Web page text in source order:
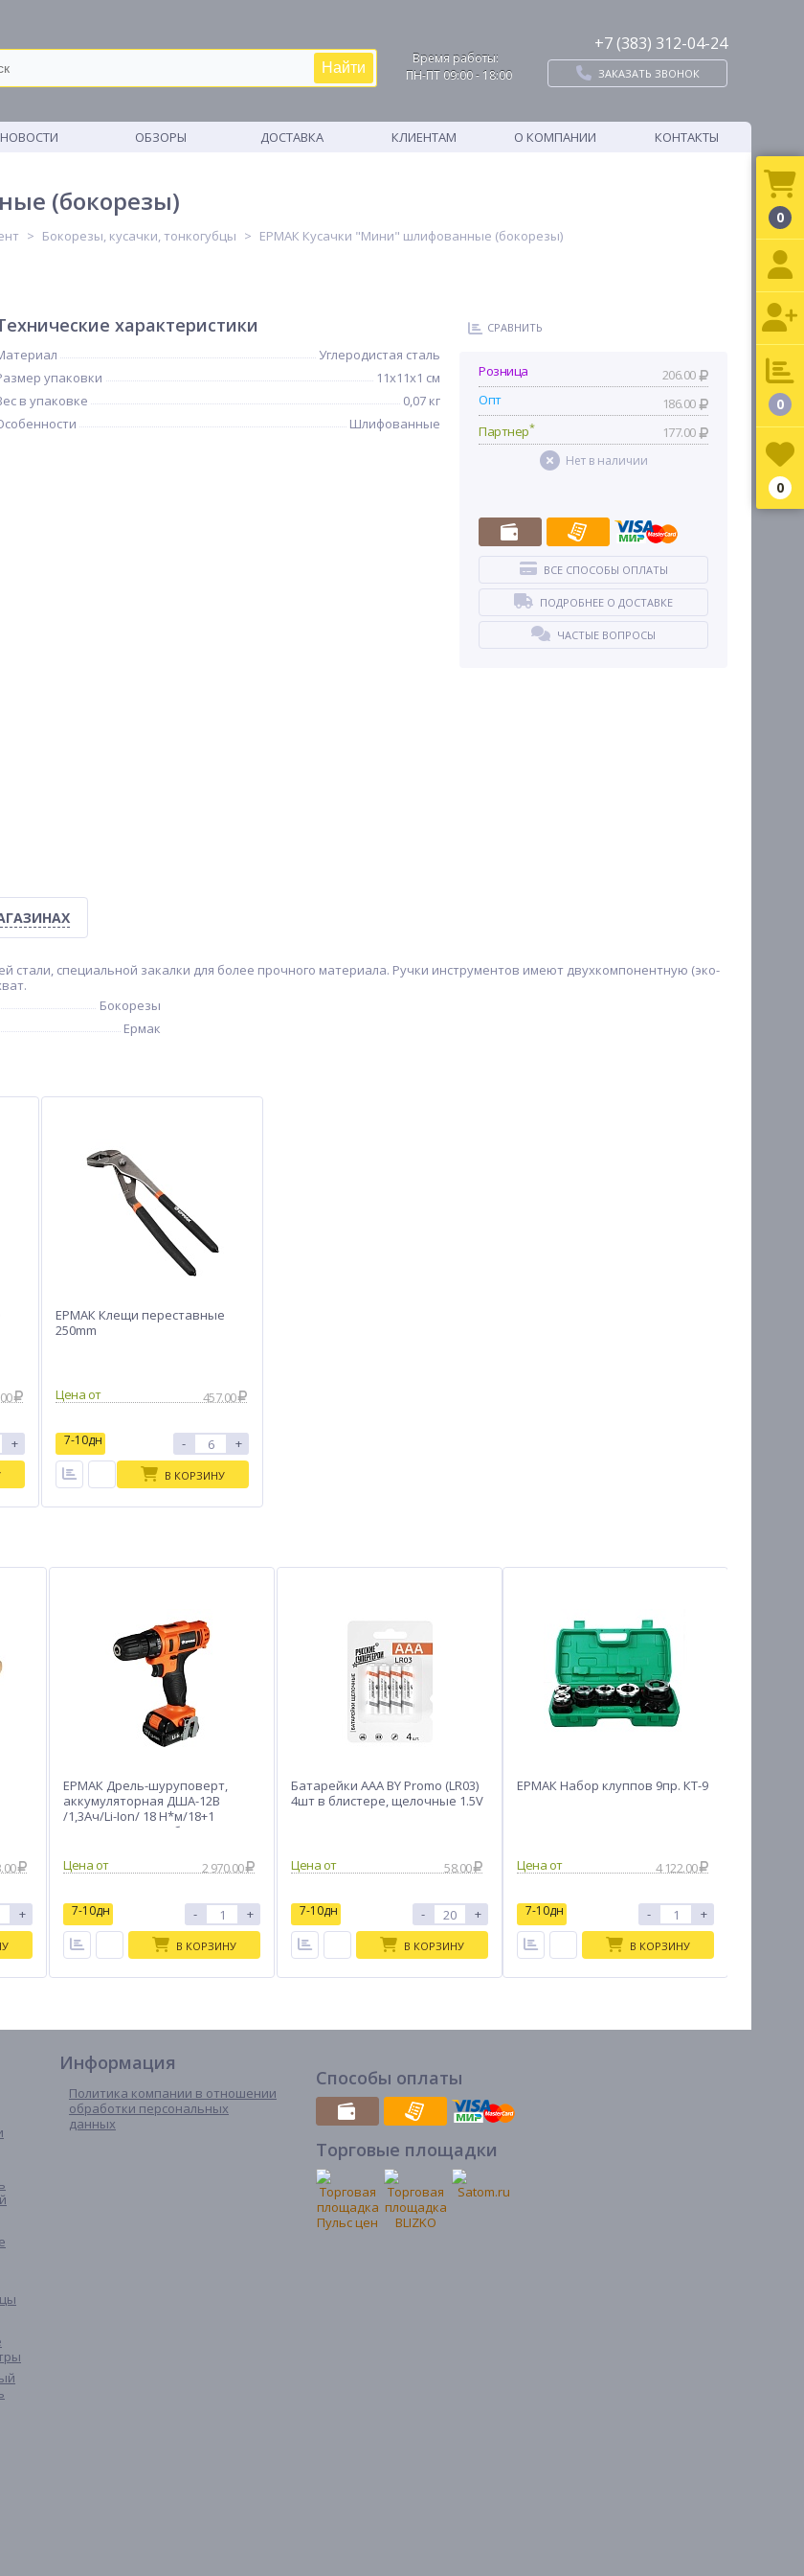
Найти
Время работы:
ПН-ПТ 09:00 - 18:00
+7 (383) 312-04-24
ЗАКАЗАТЬ ЗВОНОК
НОВОСТИ ОБЗОРЫ ДОСТАВКА КЛИЕНТАМ О КОМПАНИИ КОНТАКТЫ
(бокорезы)
Бокорезы, кусачки, тонкогубцы ЕРМАК Кусачки "Мини" шлифованные (бокорезы)
характеристики
Углеродистая сталь
упаковки
11x11x1 см
в упаковке
0,07 кг
Шлифованные
СРАВНИТЬ
Розница
206.00
Опт
186.00
Партнер* 177.00
Нет в наличии
ВСЕ СПОСОБЫ ОПЛАТЫ
ПОДРОБНЕЕ О ДОСТАВКЕ
ЧАСТЫЕ ВОПРОСЫ
специальной закалки для более прочного материала. Ручки инструментов имеют двухкомпонентную (эко-
Бокорезы
Ермак
+
ЕРМАК Клещи переставные
250mm
Цена от 457.00
7-10дн - +
В КОРЗИНУ
+
ЕРМАК Дрель-шуруповерт,
аккумуляторная ДША-12В
/1,3Ач/Li-Ion/ 18 Н*м/18+1
скор/1аккум/коробка
2 970.00
7-10дн - +
В КОРЗИНУ
Батарейки AAA BY Promo (LR03)
4шт в блистере, щелочные 1.5V
58.00
7-10дн - +
В КОРЗИНУ
ЕРМАК Набор клуппов 9пр. КТ-9
4 122.00
7-10дн - +
В КОРЗИНУ
Информация
Политика компании в отношении
обработки персональных
данных
Способы оплаты
Торговые площадки
0
0
0